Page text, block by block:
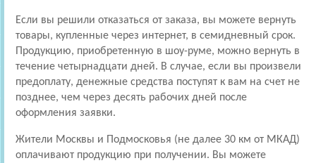
Если вы решили отказаться от заказа, вы можете вернуть
товары, купленные через интернет, в семидневный срок.
Продукцию, приобретенную в шоу-руме, можно вернуть в
течение четырнадцати дней. В случае, если вы произвели
предоплату, денежные средства поступят к вам на счет не
позднее, чем через десять рабочих дней после
оформления заявки.
Жители Москвы и Подмосковья (не далее 30 км от МКАД)
оплачивают продукцию при получении. Вы можете